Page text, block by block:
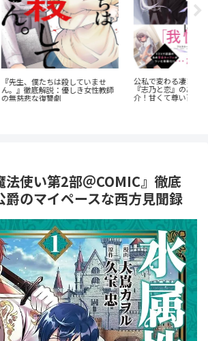
ていませ
き女性教師
公私で変わる凄まじいギャップ
『志乃と恋』のあらすじ徹底紹
介！甘くて尊い百合の世界へ
法使い第2部＠COMIC』徹底
爵のマイペースな西方見聞録